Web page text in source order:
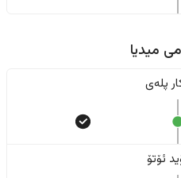
میدیا
پلەی
ئۆتۆ